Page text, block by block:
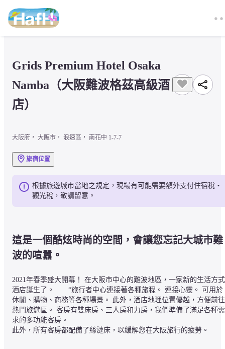
Grids Premium Hotel Osaka
Namba（大阪難波格茲高級酒
店）
大阪府， 大阪市， 浪速區， 南花中 1-7-7
旅宿位置
根據旅遊城市當地之規定，現場有可能需要額外支付住宿稅・
觀光稅，敬請留意。
這是一個酷炫時尚的空間，會讓您忘記大城市難
波的喧囂。
2021年春季盛大開幕！ 在大阪市中心的難波地區，一家新的生活方式
酒店誕生了。　　“旅行者中心連接著各種旅程。 連接心靈。 可用於
休閒、購物、商務等各種場景。 此外，酒店地理位置優越，方便前往
熱門旅遊區。 客房有雙床房、三人房和力房，我們準備了滿足各種需
求的多功能客房。
此外，所有客房都配備了絲漣床，以緩解您在大阪旅行的疲勞。